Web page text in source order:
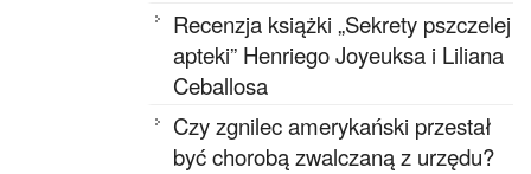
Recenzja książki „Sekrety pszczelej
apteki” Henriego Joyeuksa i Liliana
Ceballosa
Czy zgnilec amerykański przestał
być chorobą zwalczaną z urzędu?